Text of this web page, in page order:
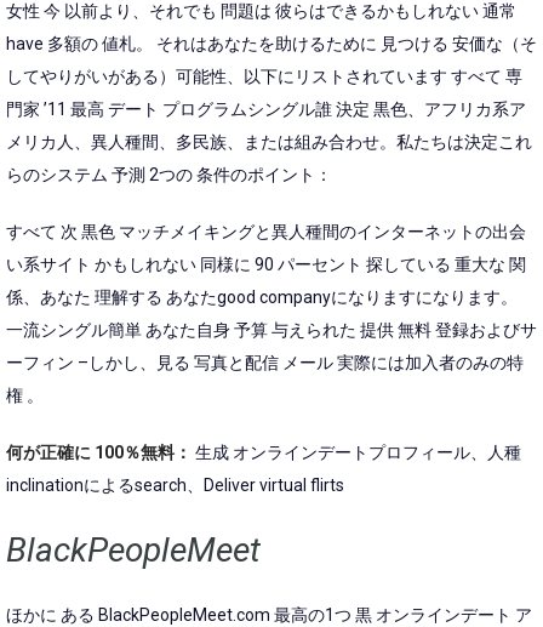
女性 今 以前より、それでも 問題は 彼らはできるかもしれない 通常
have 多額の 値札。 それはあなたを助けるために 見つける 安価な（そ
してやりがいがある）可能性、以下にリストされています すべて 専
門家 ’11 最高 デート プログラムシングル誰 決定 黒色、アフリカ系ア
メリカ人、異人種間、多民族、または組み合わせ。私たちは決定これ
らのシステム 予測 2つの 条件のポイント：
すべて 次 黒色 マッチメイキングと異人種間のインターネットの出会
い系サイト かもしれない 同様に 90 パーセント 探している 重大な 関
係、あなた 理解する あなたgood companyになりますになります。
一流シングル簡単 あなた自身 予算 与えられた 提供 無料 登録およびサ
ーフィン –しかし、見る 写真と配信 メール 実際には加入者のみの特
権 。
何が正確に 100％無料： 生成 オンラインデートプロフィール、人種
inclinationによるsearch、Deliver virtual flirts
BlackPeopleMeet
ほかに ある BlackPeopleMeet.com 最高の1つ 黒 オンラインデート ア